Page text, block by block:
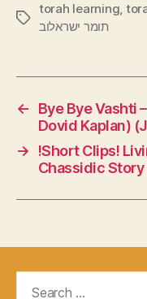
Tags
torah learning,
תומר ישראלוב
←
Bye Bye Vashti
Dovid Kaplan)
→
!Short Clips!
Chassidic Story